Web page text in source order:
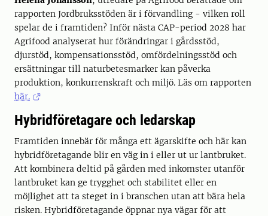
rapporten Jordbruksstöden är i förvandling - vilken roll
spelar de i framtiden? Inför nästa CAP-period 2028 har
Agrifood analyserat hur förändringar i gårdsstöd,
djurstöd, kompensationsstöd, omfördelningsstöd och
ersättningar till naturbetesmarker kan påverka
produktion, konkurrenskraft och miljö. Läs om rapporten
här.
Hybridföretagare och ledarskap
Framtiden innebär för många ett ägarskifte och här kan
hybridföretagande blir en väg in i eller ut ur lantbruket.
Att kombinera deltid på gården med inkomster utanför
lantbruket kan ge trygghet och stabilitet eller en
möjlighet att ta steget in i branschen utan att bära hela
risken. Hybridföretagande öppnar nya vägar för att